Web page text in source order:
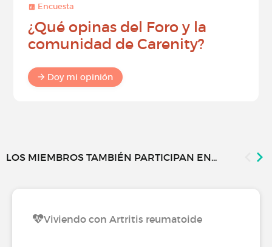
Encuesta
¿Qué opinas del Foro y la
comunidad de Carenity?
Doy mi opinión
LOS MIEMBROS TAMBIÉN PARTICIPAN EN...
Viviendo con Artritis reumatoide